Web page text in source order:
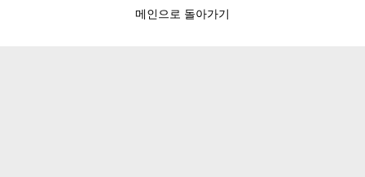
메인으로 돌아가기